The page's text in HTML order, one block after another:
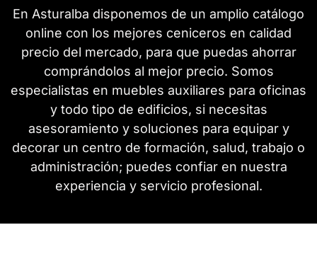
En Asturalba disponemos de un amplio catálogo
online con los mejores ceniceros en calidad
precio del mercado, para que puedas ahorrar
comprándolos al mejor precio. Somos
especialistas en muebles auxiliares para oficinas
y todo tipo de edificios, si necesitas
asesoramiento y soluciones para equipar y
decorar un centro de formación, salud, trabajo o
administración; puedes confiar en nuestra
experiencia y servicio profesional.